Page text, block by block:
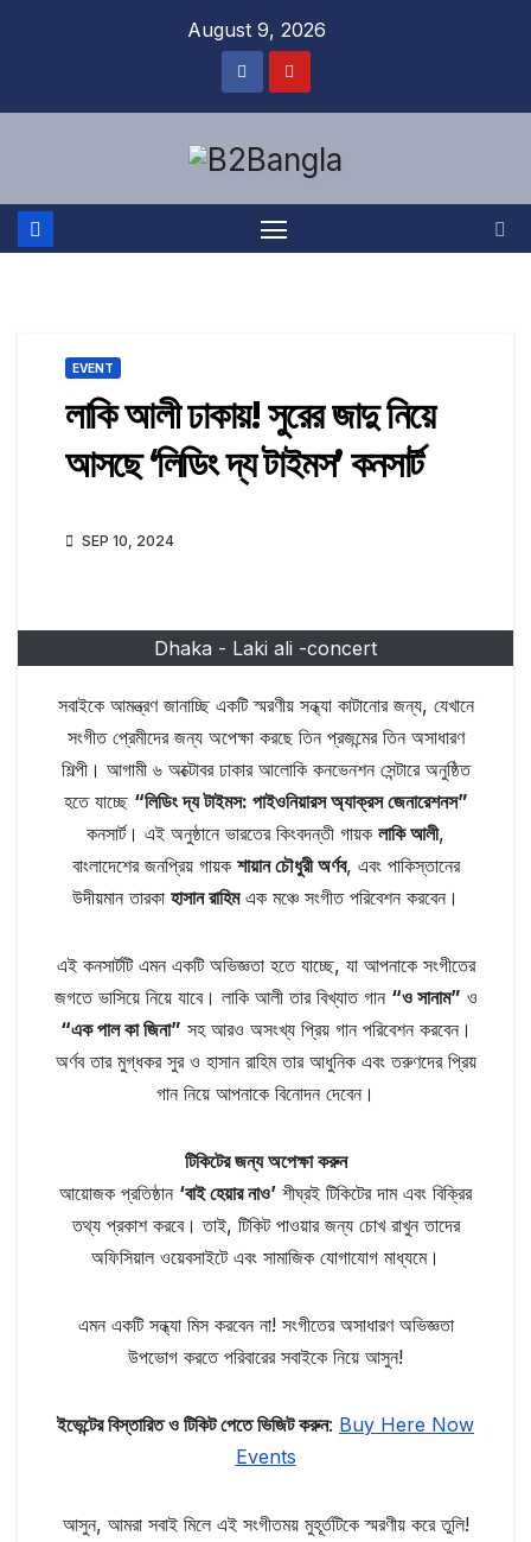
August 9, 2026
EVENT
লাকি আলী ঢাকায়! সুরের জাদু নিয়ে
আসছে ‘লিডিং দ্য টাইমস’ কনসার্ট
SEP 10, 2024
Dhaka - Laki ali -concert
সবাইকে আমন্ত্রণ জানাচ্ছি একটি স্মরণীয় সন্ধ্যা কাটানোর জন্য, যেখানে
সংগীত প্রেমীদের জন্য অপেক্ষা করছে তিন প্রজন্মের তিন অসাধারণ
শিল্পী। আগামী ৬ অক্টোবর ঢাকার আলোকি কনভেনশন সেন্টারে অনুষ্ঠিত
হতে যাচ্ছে “লিডিং দ্য টাইমস: পাইওনিয়ারস অ্যাক্রস জেনারেশনস”
কনসার্ট। এই অনুষ্ঠানে ভারতের কিংবদন্তী গায়ক লাকি আলী,
বাংলাদেশের জনপ্রিয় গায়ক শায়ান চৌধুরী অর্ণব, এবং পাকিস্তানের
উদীয়মান তারকা হাসান রাহিমএক মঞ্চে সংগীত পরিবেশন করবেন।
এই কনসার্টটি এমন একটি অভিজ্ঞতা হতে যাচ্ছে, যা আপনাকে সংগীতের
জগতে ভাসিয়ে নিয়ে যাবে। লাকি আলী তার বিখ্যাত গান “ও সানাম” ও
“এক পাল কা জিনা” সহ আরও অসংখ্য প্রিয় গান পরিবেশন করবেন।
অর্ণব তার মুগ্ধকর সুর ও হাসান রাহিম তার আধুনিক এবং তরুণদের প্রিয়
গান নিয়ে আপনাকে বিনোদন দেবেন।
টিকিটের জন্য অপেক্ষা করুন
আয়োজক প্রতিষ্ঠান ‘বাই হেয়ার নাও’ শীঘ্রই টিকিটের দাম এবং বিক্রির
তথ্য প্রকাশ করবে। তাই, টিকিট পাওয়ার জন্য চোখ রাখুন তাদের
অফিসিয়াল ওয়েবসাইটে এবং সামাজিক যোগাযোগ মাধ্যমে।
এমন একটি সন্ধ্যা মিস করবেন না! সংগীতের অসাধারণ অভিজ্ঞতা
উপভোগ করতে পরিবারের সবাইকে নিয়ে আসুন!
ইভেন্টের বিস্তারিত ও টিকিট পেতে ভিজিট করুন: Buy Here Now
Events
আসুন, আমরা সবাই মিলে এই সংগীতময় মুহূর্তটিকে স্মরণীয় করে তুলি!